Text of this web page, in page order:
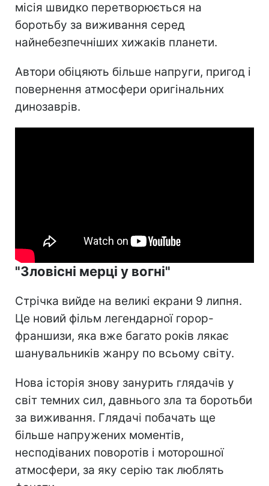
місія швидко перетворюється на
боротьбу за виживання серед
найнебезпечніших хижаків планети.
Автори обіцяють більше напруги, пригод і
повернення атмосфери оригінальних
динозаврів.
"Зловісні мерці у вогні"
Стрічка вийде на великі екрани 9 липня.
Це новий фільм легендарної горор-
франшизи, яка вже багато років лякає
шанувальників жанру по всьому світу.
Нова історія знову занурить глядачів у
світ темних сил, давнього зла та боротьби
за виживання. Глядачі побачать ще
більше напружених моментів,
несподіваних поворотів і моторошної
атмосфери, за яку серію так люблять